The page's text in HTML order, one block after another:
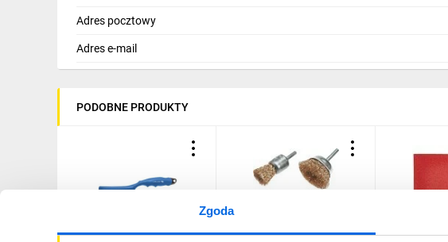
Zgoda
Elektronika
Smart home
Telewizja naziemna i satelitarna
Wentylacja i rekuperacja
Adres pocztowy
Adres e-mail
PODOBNE PRODUKTY